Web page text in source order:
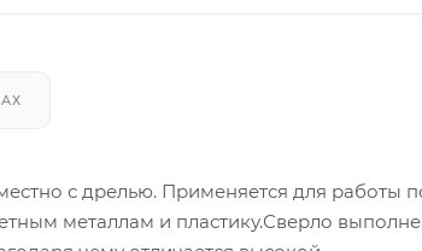
с дрелью. Применяется для работы
металлам и пластику.Сверло